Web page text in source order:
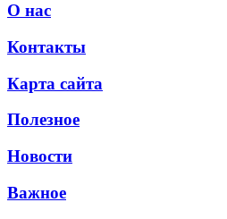
О нас
Контакты
Карта сайта
Полезное
Новости
Важное